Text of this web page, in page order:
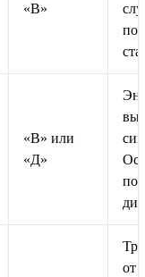
«В»
«В» или
«Д»
по
от